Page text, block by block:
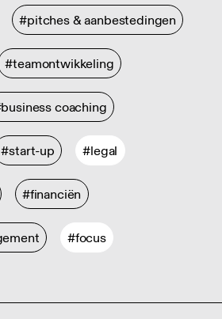
#pitches & aanbestedingen
#teamontwikkeling
coaching
#start-up #legal
#financiën
#focus